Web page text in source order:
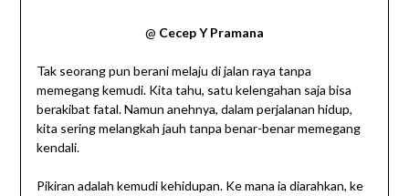
@ Cecep Y Pramana
Tak seorang pun berani melaju di jalan raya tanpa
memegang kemudi. Kita tahu, satu kelengahan saja bisa
berakibat fatal. Namun anehnya, dalam perjalanan hidup,
kita sering melangkah jauh tanpa benar-benar memegang
kendali.
Pikiran adalah kemudi kehidupan. Ke mana ia diarahkan, ke